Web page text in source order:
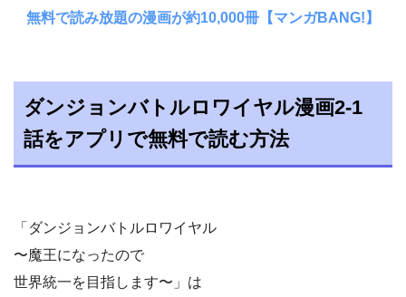
無料で読み放題の漫画が約10,000冊【マンガBANG!】
ダンジョンバトルロワイヤル漫画2-1
話をアプリで無料で読む方法
「ダンジョンバトルロワイヤル
〜魔王になったので
世界統一を目指します〜」は